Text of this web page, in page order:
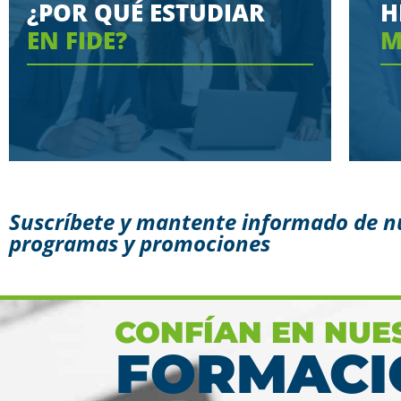
¿POR QUÉ ESTUDIAR
EN FIDE?
Conoce aquí las razones
Ver más
Suscríbete y mantente informado de
programas y promociones
CONFÍAN EN